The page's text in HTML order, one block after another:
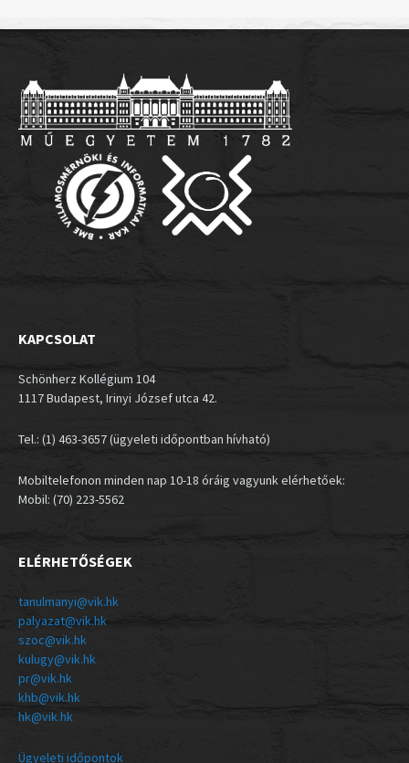
KAPCSOLAT
Schönherz Kollégium 104
1117 Budapest, Irinyi József utca 42.
Tel.: (1) 463-3657 (ügyeleti időpontban hívható)
Mobiltelefonon minden nap 10-18 óráig vagyunk elérhetőek:
Mobil: (70) 223-5562
ELÉRHETŐSÉGEK
tanulmanyi@vik.hk
palyazat@vik.hk
szoc@vik.hk
kulugy@vik.hk
pr@vik.hk
khb@vik.hk
hk@vik.hk
Ügyeleti időpontok